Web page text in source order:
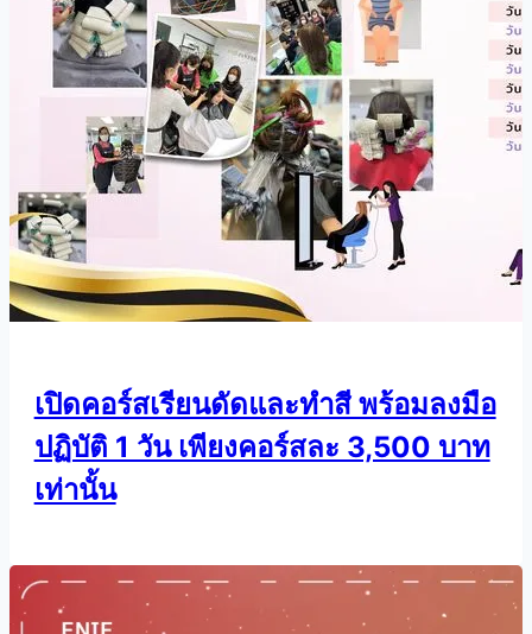
เปิดคอร์สเรียนดัดและทำสี พร้อมลงมือ
ปฏิบัติ 1 วัน เพียงคอร์สละ 3,500 บาท
เท่านั้น